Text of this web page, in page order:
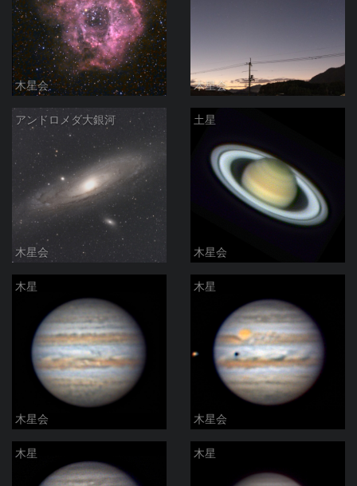
木星会 木星会
アンドロメダ大銀河
木星会
土星
木星会
木星
木星会
木星
木星会
木星 木星